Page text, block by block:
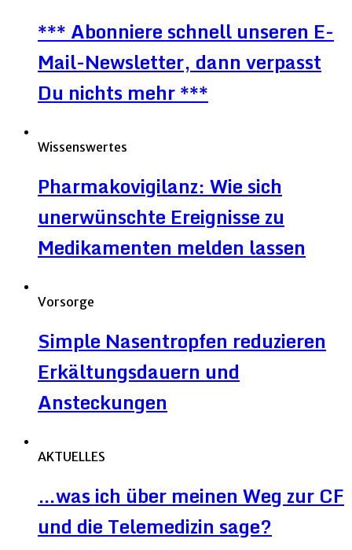
*** Abonniere schnell unseren E-
Mail-Newsletter, dann verpasst
Du nichts mehr ***
Wissenswertes
Pharmakovigilanz: Wie sich
unerwünschte Ereignisse zu
Medikamenten melden lassen
Vorsorge
Simple Nasentropfen reduzieren
Erkältungsdauern und
Ansteckungen
AKTUELLES
…was ich über meinen Weg zur CF
und die Telemedizin sage?